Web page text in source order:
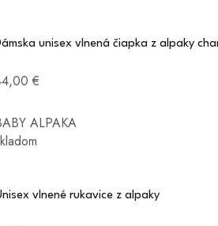
unisex vlnená čiapka z alpaky
€
ALPAKA
vlnené rukavice z alpaky